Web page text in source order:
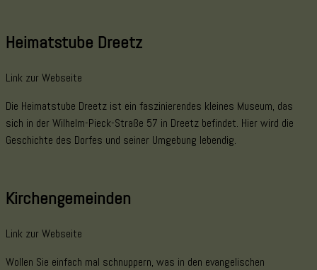
Heimatstube Dreetz
Link zur Webseite
Die Heimatstube Dreetz ist ein faszinierendes kleines Museum, das
sich in der Wilhelm-Pieck-Straße 57 in Dreetz befindet. Hier wird die
Geschichte des Dorfes und seiner Umgebung lebendig.
Kirchengemeinden
Link zur Webseite
Wollen Sie einfach mal schnuppern, was in den evangelischen